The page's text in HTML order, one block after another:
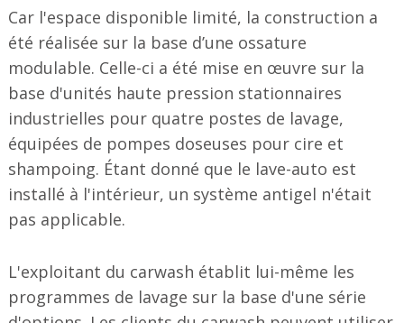
Car l'espace disponible limité, la construction a
été réalisée sur la base d’une ossature
modulable. Celle-ci a été mise en œuvre sur la
base d'unités haute pression stationnaires
industrielles pour quatre postes de lavage,
équipées de pompes doseuses pour cire et
shampoing. Étant donné que le lave-auto est
installé à l'intérieur, un système antigel n'était
pas applicable.
L'exploitant du carwash établit lui-même les
programmes de lavage sur la base d'une série